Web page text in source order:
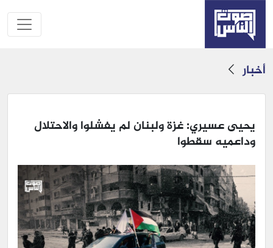
أخبار
يحيى عسيري: غزة ولبنان لم يفشلوا والاحتلال
وداعميه سقطوا